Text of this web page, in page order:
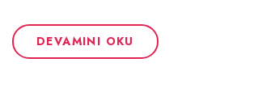
DEVAMINI OKU